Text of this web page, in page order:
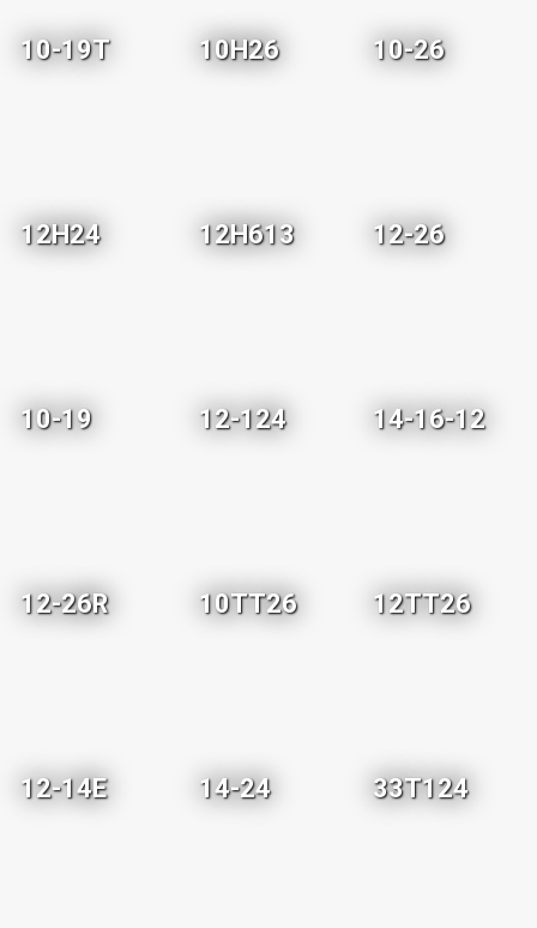
10-19T 10H26 10-26
12H24 12H613 12-26
10-19 12-124 14-16-12
12-26R 10TT26 12TT26
12-14E 14-24 33T124